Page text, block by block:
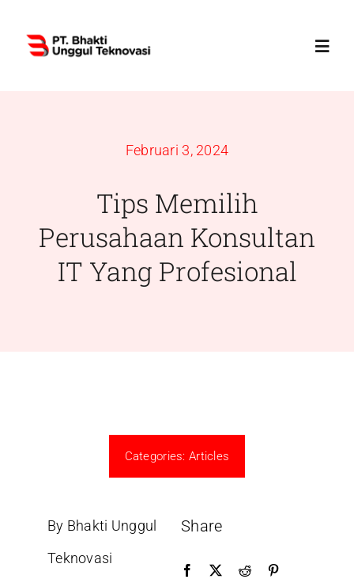
content
Products
Februari 3, 2024
Tips Memilih
Perusahaan Konsultan
IT Yang Profesional
Categories:Articles
By Bhakti Unggul
Teknovasi
Share